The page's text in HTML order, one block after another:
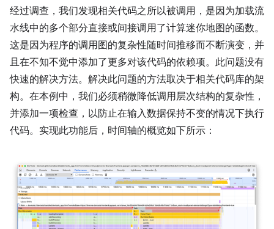
经过调查，我们发现相关代码之所以被调用，是因为加载流
水线中的多个部分直接或间接调用了计算迷你地图的函数。
这是因为程序的调用图的复杂性随时间推移而不断演变，并
且在不知不觉中添加了更多对该代码的依赖项。此问题没有
快速的解决方法。解决此问题的方法取决于相关代码库的架
构。在本例中，我们必须稍微降低调用层次结构的复杂性，
并添加一项检查，以防止在输入数据保持不变的情况下执行
代码。实现此功能后，时间轴的概览如下所示：